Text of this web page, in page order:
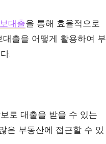
대출을 통해 효율적으로
출을 어떻게 활용하여 부
.
로 대출을 받을 수 있는
은 부동산에 접근할 수 있